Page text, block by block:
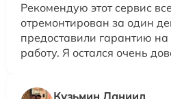
Рекомендую этот сервис
отремонтирован за один
предоставили гарантию
работу. Я остался очень
Кузьмин Даниил